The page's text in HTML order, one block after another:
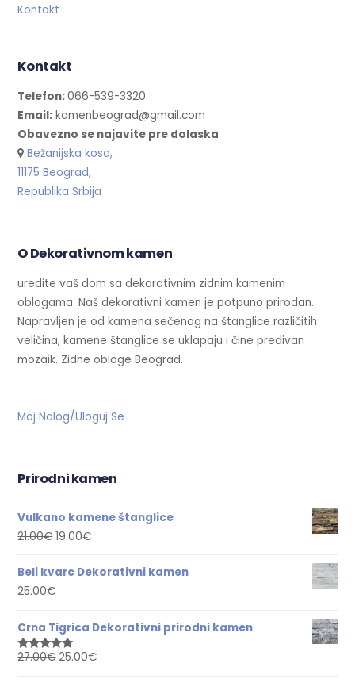
Kontakt
Kontakt
Telefon:066-539-3320
Email: kamenbeograd@gmail.com
Obavezno se najavite pre dolaska
Bežanijska kosa,
11175 Beograd,
Republika Srbija
O Dekorativnom kamen
uredite vaš dom sa dekorativnim zidnim kamenim
oblogama. Naš dekorativni kamen je potpuno prirodan.
Napravljen je od kamena sečenog na štanglice različitih
veličina, kamene štanglice se uklapaju i čine predivan
mozaik. Zidne obloge Beograd.
Moj Nalog/Uloguj Se
Prirodni kamen
Vulkano kamene štanglice
21.00€ 19.00€
Beli kvarc Dekorativni kamen
25.00€
Crna Tigrica Dekorativni prirodni kamen
Ocenjeno
27.00€ 25.00€